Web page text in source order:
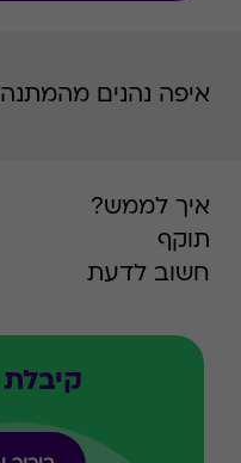
איפה נהנים
איך לממש?
תוקף
חשוב לדעת